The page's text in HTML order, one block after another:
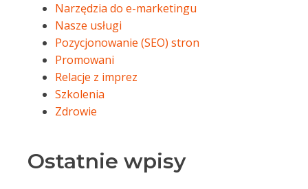
Narzędzia do e-marketingu
Nasze usługi
Pozycjonowanie (SEO) stron
Promowani
Relacje z imprez
Szkolenia
Zdrowie
Ostatnie wpisy